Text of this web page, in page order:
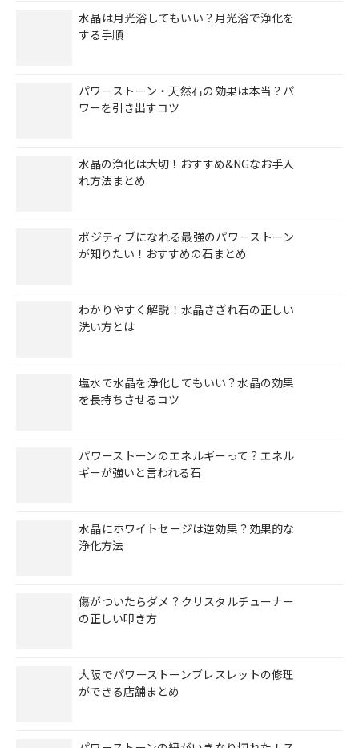
水晶は月光浴してもいい？月光浴で浄化を
する手順
パワーストーン・天然石の効果は本当？パ
ワーを引き出すコツ
水晶の浄化は大切！おすすめ&NGなお手入
れ方法まとめ
ポジティブになれる最強のパワーストーン
が知りたい！おすすめの石まとめ
わかりやすく解説！水晶さざれ石の正しい
洗い方とは
塩水で水晶を浄化してもいい？水晶の効果
を長持ちさせるコツ
パワーストーンのエネルギーって？エネル
ギーが強いと言われる石
水晶にホワイトセージは逆効果？効果的な
浄化方法
傷がついたらダメ？クリスタルチューナー
の正しい叩き方
大阪でパワーストーンブレスレットの修理
ができる店舗まとめ